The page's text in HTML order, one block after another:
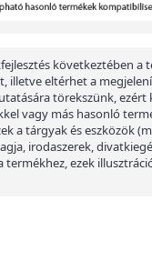
következtében a
illetve eltérhet a
törekszünk, ezért
vagy más hasonló
a tárgyak és eszközök
irodaszerek,
termékhez, ezek